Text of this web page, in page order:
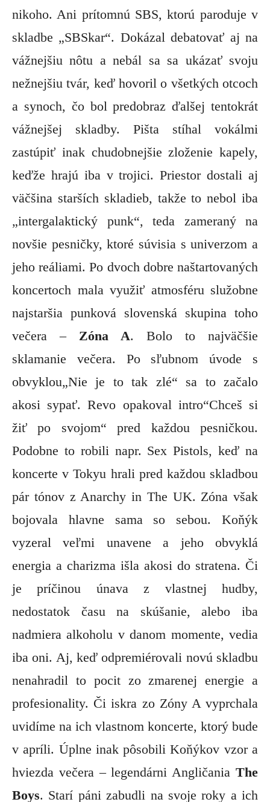
nikoho. Ani prítomnú SBS, ktorú paroduje v
skladbe „SBSkar“. Dokázal debatovať aj na
vážnejšiu nôtu a nebál sa sa ukázať svoju
nežnejšiu tvár, keď hovoril o všetkých otcoch
a synoch, čo bol predobraz ďalšej tentokrát
vážnejšej skladby. Pišta stíhal vokálmi
zastúpiť inak chudobnejšie zloženie kapely,
keďže hrajú iba v trojici. Priestor dostali aj
väčšina starších skladieb, takže to nebol iba
„intergalaktický punk“, teda zameraný na
novšie pesničky, ktoré súvisia s univerzom a
jeho reáliami. Po dvoch dobre naštartovaných
koncertoch mala využiť atmosféru služobne
najstaršia punková slovenská skupina toho
večera – Zóna A. Bolo to najväčšie
sklamanie večera. Po sľubnom úvode s
obvyklou„Nie je to tak zlé“ sa to začalo
akosi sypať. Revo opakoval intro“Chceš si
žiť po svojom“pred každou pesničkou.
Podobne to robili napr. Sex Pistols, keď na
koncerte v Tokyu hrali pred každou skladbou
pár tónov z Anarchy in The UK. Zóna však
bojovala hlavne sama so sebou. Koňýk
vyzeral veľmi unavene a jeho obvyklá
energia a charizma išla akosi do stratena. Či
je príčinou únava z vlastnej hudby,
nedostatok času na skúšanie, alebo iba
nadmiera alkoholu v danom momente, vedia
iba oni. Aj, keď odpremiérovali novú skladbu
nenahradil to pocit zo zmarenej energie a
profesionality. Či iskra zo Zóny A vyprchala
uvidíme na ich vlastnom koncerte, ktorý bude
v apríli. Úplne inak pôsobili Koňýkov vzor a
hviezda večera – legendárni Angličania The
Boys. Starí páni zabudli na svoje roky a ich